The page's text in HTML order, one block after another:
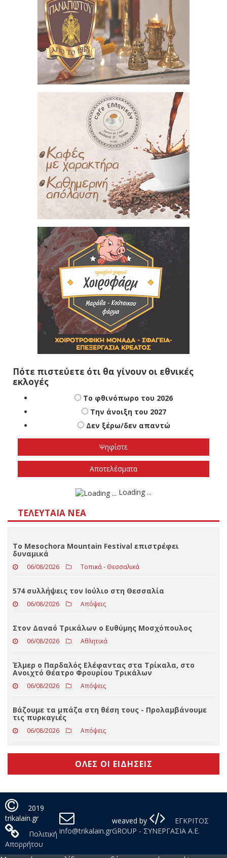
Πότε πιστεύετε ότι θα γίνουν οι εθνικές
εκλογές
Το φθινόπωρο του 2026
Την άνοιξη του 2027
Δεν ξέρω/δεν απαντώ
ΤΕΛΕΥΤΑΊΑ ΝΈΑ
Το Mesochora Mountain Festival επιστρέφει
δυναμικά
574 συλλήψεις τον Ιούλιο στη Θεσσαλία
Στον Δαναό Τρικάλων ο Ευθύμης Μοσχόπουλος
06/08/2026 Αθλητικά
Έλμερ ο Παρδαλός Ελέφαντας στα Τρίκαλα, στο
Ανοιχτό Θέατρο Φρουρίου Τρικάλων
06/08/2026 Απόψεις
Βάζουμε τα μπάζα στη θέση τους - Προλαμβάνουμε
06/08/2026 Απόψεις
2019